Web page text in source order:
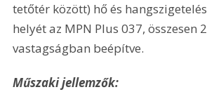
tetőtér között) hő és
helyét az MPN Plus 037, összesen
vastagságban beépítve.
Műszaki jellemzők: